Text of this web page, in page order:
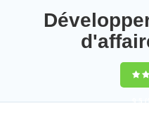
9,5